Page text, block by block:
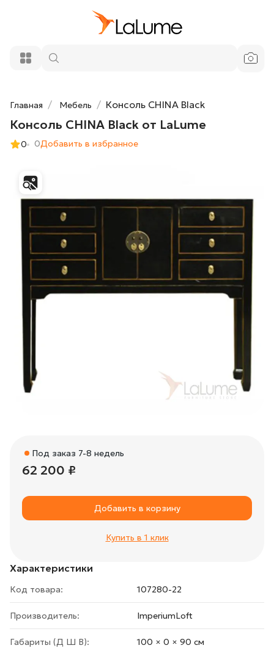
Главная Мебель Консоль CHINA Black
Консоль CHINA Black от LaLume
0 0Добавить в избранное
Характеристики
Код товара: 107280-22
Производитель: ImperiumLoft
Габариты (Д Ш В): 100 × 0 × 90 cм
Под заказ 7-8 недель
62 200 ₽
Добавить в корзину
Купить в 1 клик
Консоль CHINA Black от LaLume